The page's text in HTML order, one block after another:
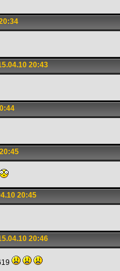
20:43
20:45
20:46